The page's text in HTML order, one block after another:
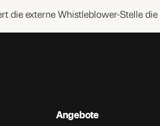
die externe Whistleblower-Stelle
Angebote